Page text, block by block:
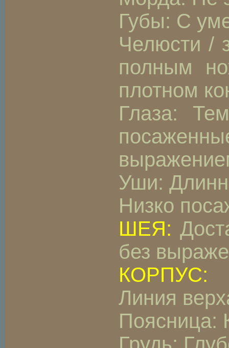
Губы: С
Челюсти /
полным
плотном
Глаза:
Уши:
Низко
ШЕЯ:
без
КОРПУС:
Линия
Поясница: